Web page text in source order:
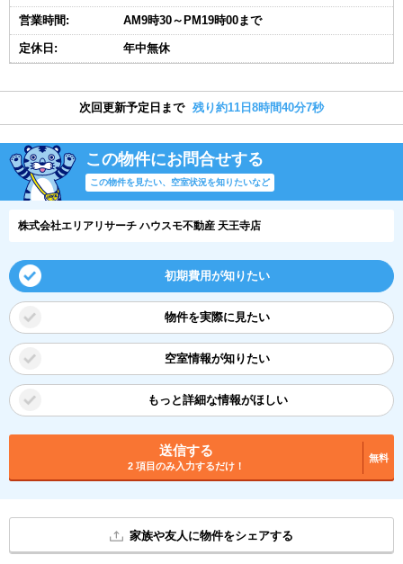
営業時間: AM9時30～PM19時00まで
定休日: 年中無休
次回更新予定日まで 残り約11日8時間40分6秒
この物件にお問合せする
この物件を見たい、空室状況を知りたいなど
株式会社エリアリサーチ ハウスモ不動産 天王寺店
初期費用が知りたい
物件を実際に見たい
空室情報が知りたい
もっと詳細な情報がほしい
送信する
2 項目のみ入力するだけ！
無料
家族や友人に物件をシェアする